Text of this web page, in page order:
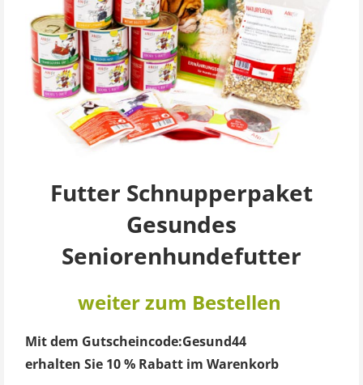
Futter Schnupperpaket
Gesundes
Seniorenhundefutter
weiter zum Bestellen
Mit dem Gutscheincode:Gesund44
erhalten Sie 10 % Rabatt im Warenkorb